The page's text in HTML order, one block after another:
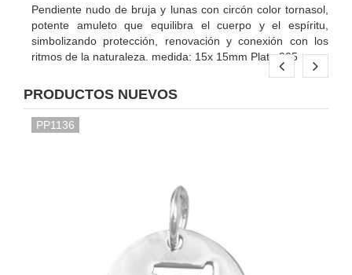
Pendiente nudo de bruja y lunas con circón color tornasol,
potente amuleto que equilibra el cuerpo y el espíritu,
simbolizando protección, renovación y conexión con los
ritmos de la naturaleza. medida: 15x 15mm Plata 925
PRODUCTOS NUEVOS
PP1136